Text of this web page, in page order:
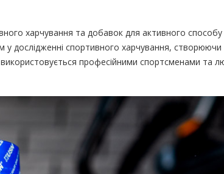
харчування та добавок для активного
дослідженні спортивного харчування, створюючи
професійними спортсменами та